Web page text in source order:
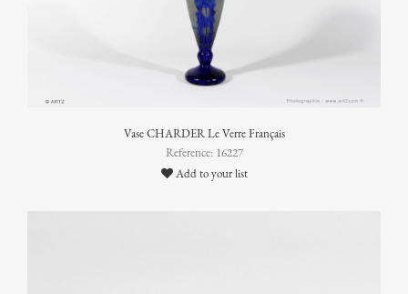
Vase CHARDER Le Verre Français
Reference: 16227
Add to your list